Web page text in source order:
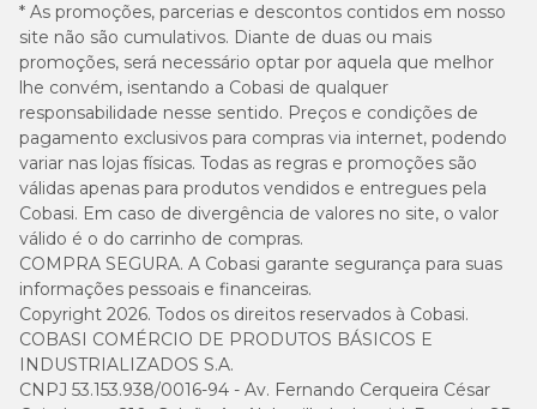
* As promoções, parcerias e descontos contidos em nosso
site não são cumulativos. Diante de duas ou mais
promoções, será necessário optar por aquela que melhor
lhe convém, isentando a Cobasi de qualquer
responsabilidade nesse sentido. Preços e condições de
pagamento exclusivos para compras via internet, podendo
variar nas lojas físicas. Todas as regras e promoções são
válidas apenas para produtos vendidos e entregues pela
Cobasi. Em caso de divergência de valores no site, o valor
válido é o do carrinho de compras.
COMPRA SEGURA. A Cobasi garante segurança para suas
informações pessoais e financeiras.
Copyright 2026. Todos os direitos reservados à Cobasi.
COBASI COMÉRCIO DE PRODUTOS BÁSICOS E
INDUSTRIALIZADOS S.A.
CNPJ 53.153.938/0016-94 - Av. Fernando Cerqueira César